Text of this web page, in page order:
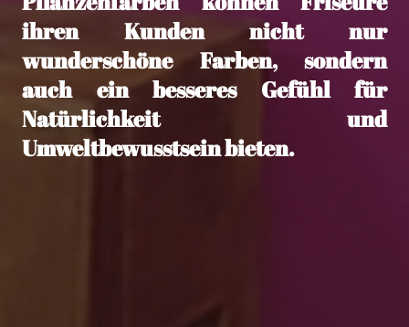
ihren Kunden nicht nur
wunderschöne Farben, sondern
auch ein besseres Gefühl für
Natürlichkeit und
Umweltbewusstsein bieten.